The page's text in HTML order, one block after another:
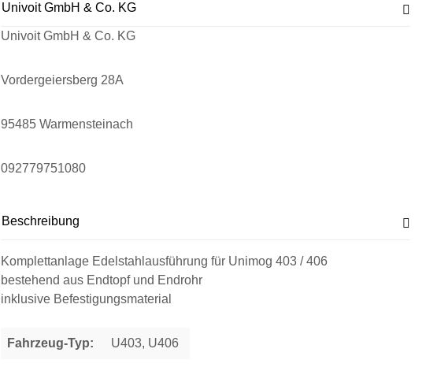
Univoit GmbH & Co. KG
Univoit GmbH & Co. KG
Vordergeiersberg 28A
95485 Warmensteinach
092779751080
Beschreibung
Komplettanlage Edelstahlausführung für Unimog 403 / 406
bestehend aus Endtopf und Endrohr
inklusive Befestigungsmaterial
Fahrzeug-Typ: U403, U406